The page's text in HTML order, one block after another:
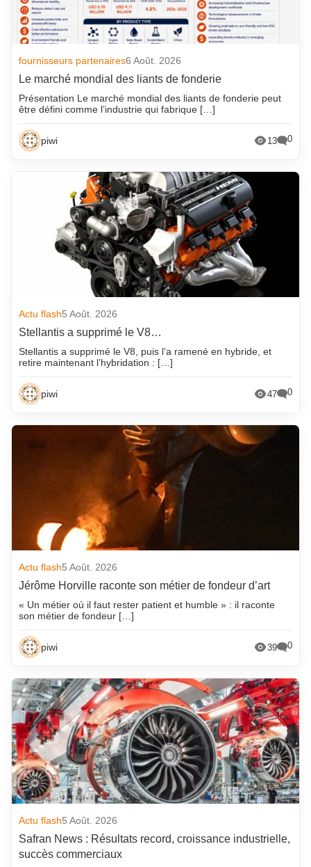
fournisseurs partenaires6 Août. 2026
Le marché mondial des liants de fonderie
Présentation Le marché mondial des liants de fonderie peut
être défini comme l’industrie qui fabrique […]
piwi 13 0
Actu flash5 Août. 2026
Stellantis a supprimé le V8…
Stellantis a supprimé le V8, puis l’a ramené en hybride, et
retire maintenant l’hybridation : […]
piwi 47 0
Actu flash5 Août. 2026
Jérôme Horville raconte son métier de fondeur d’art
« Un métier où il faut rester patient et humble » : il raconte
son métier de fondeur […]
piwi 39 0
Actu flash5 Août. 2026
Safran News : Résultats record, croissance industrielle,
succès commerciaux